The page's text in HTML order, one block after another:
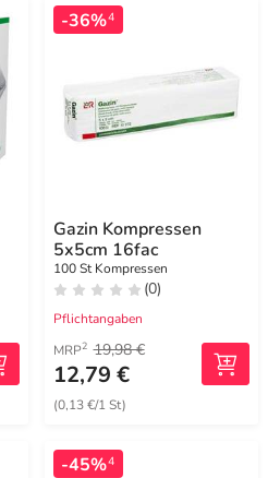
-36%4
Gazin Kompressen
5x5cm 16fac
100 St Kompressen
(0)
Pflichtangaben
MRP2 19,98 €
12,79 €
(0,13 €/1 St)
-45%4